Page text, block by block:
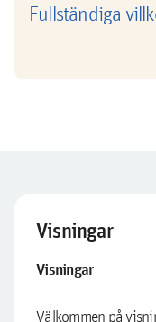
Fullständiga
Visningar
Visningar
Välkommen på